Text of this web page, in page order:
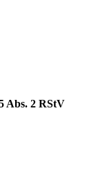
Abs. 2 RStV